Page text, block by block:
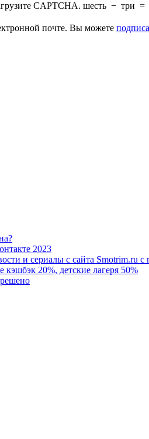
CAPTCHA. шесть − три =
почте. Вы можете
2023
и сериалы с сайта Smotrim.ru
20%, детские лагеря 50%